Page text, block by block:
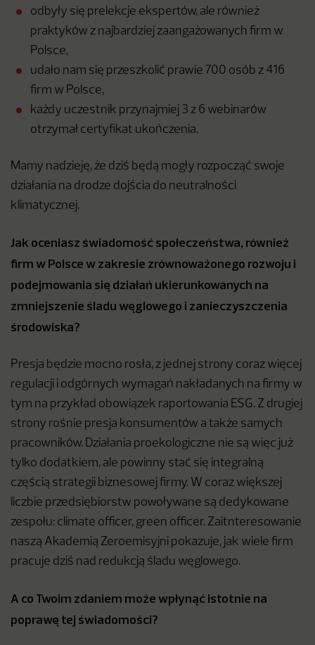
odbyły się prelekcje ekspertów, ale również
praktyków z najbardziej zaangażowanych firm w
Polsce,
udało nam się przeszkolić prawie 700 osób z 416
firm w Polsce,
każdy uczestnik przynajmiej 3 z 6 webinarów
otrzymał certyfikat ukończenia.
Mamy nadzieję, że dziś będą mogły rozpocząć swoje
działania na drodze dojścia do neutralności
klimatycznej.
Jak oceniasz świadomość społeczeństwa, również
firm w Polsce w zakresie zrównoważonego rozwoju i
podejmowania się działań ukierunkowanych na
zmniejszenie śladu węglowego i zanieczyszczenia
środowiska?
Presja będzie mocno rosła, z jednej strony coraz więcej
regulacji i odgórnych wymagań nakładanych na firmy w
tym na przykład obowiązek raportowania ESG. Z drugiej
strony rośnie presja konsumentów a także samych
pracowników. Działania proekologiczne nie są więc już
tylko dodatkiem, ale powinny stać się integralną
częścią strategii biznesowej firmy. W coraz większej
liczbie przedsiębiorstw powoływane są dedykowane
zespołu: climate officer, green officer. Zaitnteresowanie
naszą Akademią Zeroemisyjni pokazuje, jak wiele firm
pracuje dziś nad redukcją śladu węglowego.
A co Twoim zdaniem może wpłynąć istotnie na
poprawę tej świadomości?